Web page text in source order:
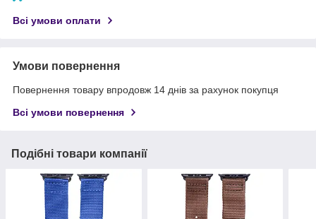
Всі умови оплати
Умови повернення
Повернення товару впродовж 14 днів за рахунок покупця
Всі умови повернення
Подібні товари компанії